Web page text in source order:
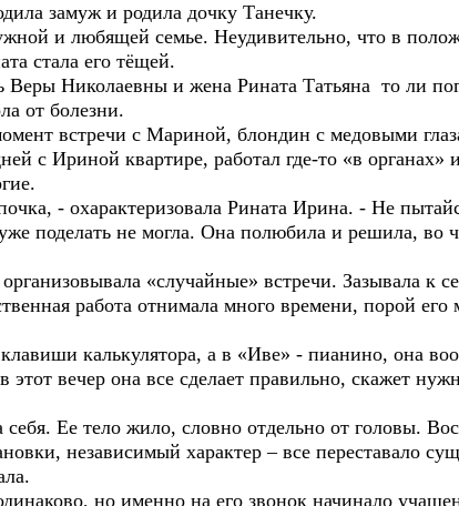
замуж и родила дочку Танечку.
и любящей семье. Неудивительно, что в
стала его тёщей.
Николаевны и жена Рината Татьяна то ли
от болезни.
встречи с Мариной, блондин с медовыми
с Ириной квартире, работал где-то «в
- охарактеризовала Рината Ирина. - Не
не могла. Она полюбила и решила, во
«случайные» встречи. Зазывала к
работа отнимала много времени, порой
калькулятора, а в «Иве» - пианино, она
этот вечер она все сделает правильно, скажет
Ее тело жило, словно отдельно от головы.
независимый характер – все переставало
но именно на его звонок начинало